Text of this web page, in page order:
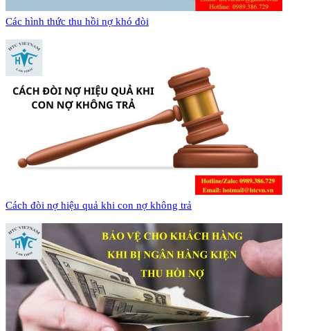
Các hình thức thu hồi nợ khó đòi
Cách đòi nợ hiệu quả khi con nợ không trả